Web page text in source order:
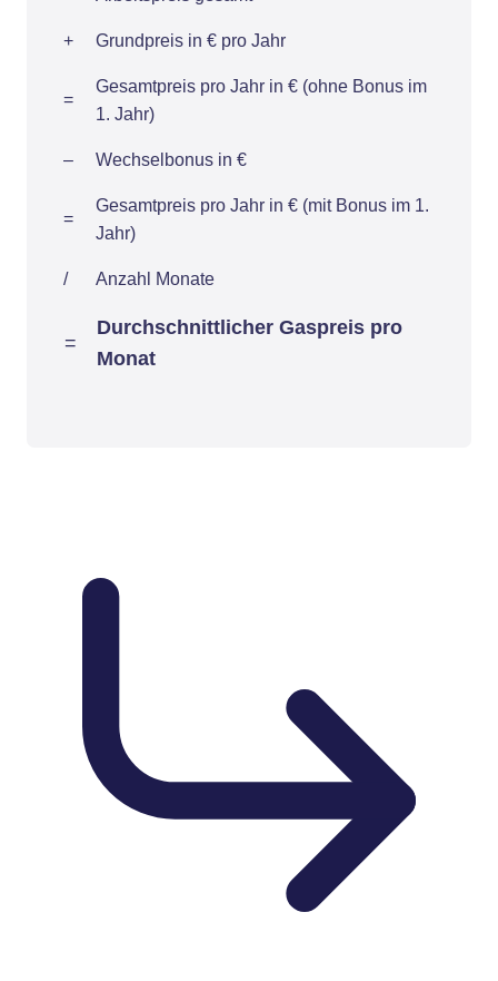
+ Grundpreis in € pro Jahr
=
Gesamtpreis pro Jahr in € (ohne Bonus im
1. Jahr)
– Wechselbonus in €
=
Gesamtpreis pro Jahr in € (mit Bonus im 1.
Jahr)
/ Anzahl Monate
=
Durchschnittlicher Gaspreis pro
Monat